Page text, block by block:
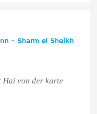
- Sharm el Sheikh
Hai von der karte